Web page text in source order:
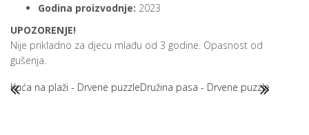
Godina proizvodnje: 2023
UPOZORENJE!
Nije prikladno za djecu mlađu od 3 godine. Opasnost od
gušenja.
Kuća na plaži - Drvene puzzleDružina pasa - Drvene puzzle